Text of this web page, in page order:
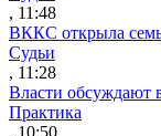
, 11:48
ВККС открыла
Судьи
, 11:28
Власти обсуждают
Практика
, 10:50